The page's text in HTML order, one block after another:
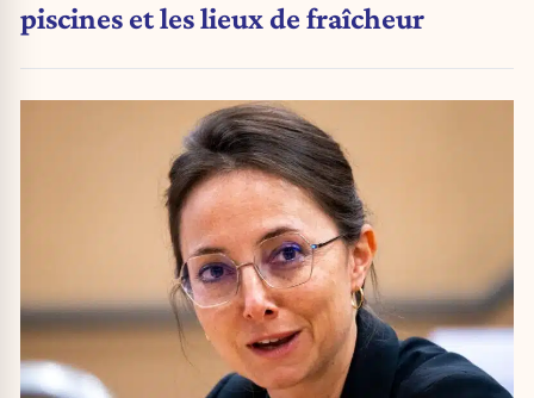
piscines et les lieux de fraîcheur